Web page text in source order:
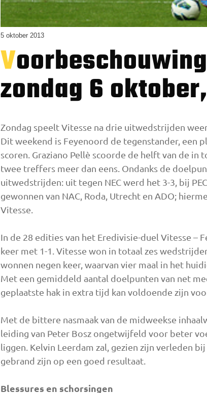
5 oktober 2013
Voorbeschouwing Vitesse – Feyenoord,
zondag 6
Zondag speelt Vitesse na drie uitwedstrijden
Dit weekend is Feyenoord de tegenstander, een
scoren. Graziano Pellè scoorde de helft van de
twee treffers meer dan eens. Ondanks de
uitwedstrijden: uit tegen NEC werd het 3-3, bij
gewonnen van NAC, Roda, Utrecht en ADO;
Vitesse.
In de 28 edities van het Eredivisie-duel Vitesse –
keer met 1-1. Vitesse won in totaal zes
wonnen negen keer, waarvan vier maal in het
Met een gemiddeld aantal doelpunten van net
geplaatste hak in extra tijd kan voldoende zijn
Met de bittere nasmaak van de midweekse
leiding van Peter Bosz ongetwijfeld voor beter
liggen. Kelvin Leerdam zal, gezien zijn verleden
gebrand zijn op een goed resultaat.
Blessures en schorsingen